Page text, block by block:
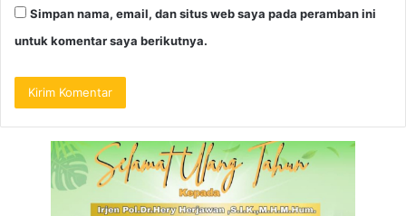
Simpan nama, email, dan situs web saya pada peramban ini
untuk komentar saya berikutnya.